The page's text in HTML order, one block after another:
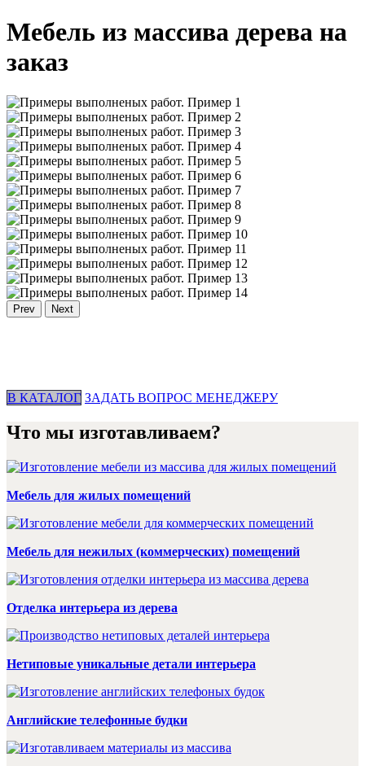
Мебель из массива дерева на
заказ
Prev Next
В КАТАЛОГ ЗАДАТЬ ВОПРОС МЕНЕДЖЕРУ
Что мы изготавливаем?
Мебель для жилых помещений
Мебель для нежилых (коммерческих) помещений
Отделка интерьера из дерева
Нетиповые уникальные детали интерьера
Английские телефонные будки